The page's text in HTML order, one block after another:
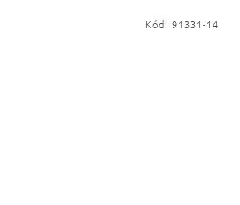
Kód:91331-14